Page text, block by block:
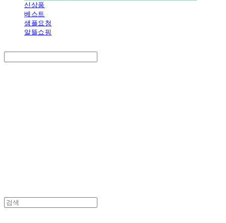
신상품
베스트
샘플요청
알뜰쇼핑